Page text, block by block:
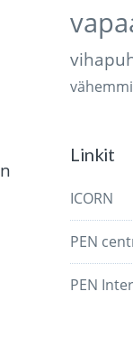
Linkit
ICORN
PEN
PEN